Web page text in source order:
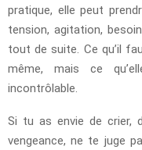
pratique, elle peut
tension, agitation,
tout de suite. Ce qu’il
même, mais ce
incontrôlable.
Si tu as envie de crier,
vengeance, ne te juge